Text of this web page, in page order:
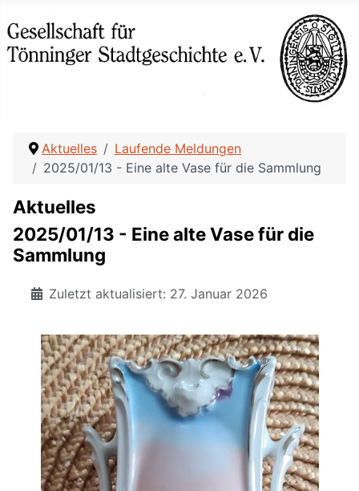
Aktuelles
Laufende Meldungen
2025/01/13 - Eine alte Vase für die Sammlung
Aktuelles
2025/01/13 - Eine alte Vase für die
Sammlung
Zuletzt aktualisiert: 27. Januar 2026